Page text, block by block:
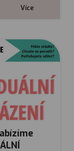
Více